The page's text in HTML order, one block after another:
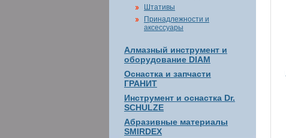
Штативы
Принадлежности и
аксессуары
Алмазный инструмент и
оборудование DIAM
Оснастка и запчасти
ГРАНИТ
Инструмент и оснастка Dr.
SCHULZE
Абразивные материалы
SMIRDEX